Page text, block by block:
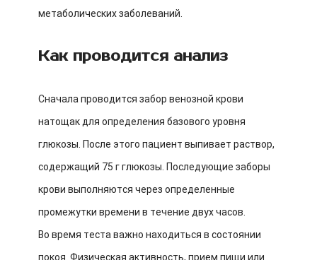
метаболических заболеваний.
Как проводится анализ
Сначала проводится забор венозной крови
натощак для определения базового уровня
глюкозы. После этого пациент выпивает раствор,
содержащий 75 г глюкозы. Последующие заборы
крови выполняются через определенные
промежутки времени в течение двух часов.
Во время теста важно находиться в состоянии
покоя. Физическая активность, прием пищи или